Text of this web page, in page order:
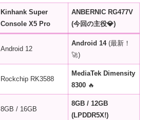
Kinhank Super
Console X5 Pro
ANBERNIC RG477V
(今回の主役💎)
Android 12
Android 14(最新！
🚀)
Rockchip RK3588
MediaTek Dimensity
8300 🔥
8GB / 16GB
8GB / 12GB
(LPDDR5X!)